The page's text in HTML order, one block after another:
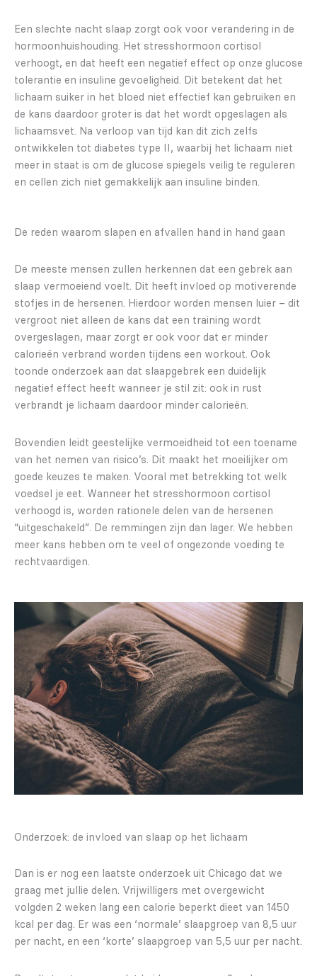
Een slechte nacht slaap zorgt ook voor verandering in de
hormoonhuishouding. Het stresshormoon cortisol
verhoogt, en dat heeft een negatief effect op onze glucose
tolerantie en insuline gevoeligheid. Dit betekent dat het
lichaam suiker in het bloed niet effectief kan gebruiken en
de kans daardoor groter is dat het wordt opgeslagen als
lichaamsvet. Na verloop van tijd kan dit zich zelfs
ontwikkelen tot diabetes type II, waarbij het lichaam niet
meer in staat is om de glucose spiegels veilig te reguleren
en cellen zich niet gemakkelijk aan insuline binden.
De reden waarom slapen en afvallen hand in hand gaan
De meeste mensen zullen herkennen dat een gebrek aan
slaap vermoeiend voelt. Dit heeft invloed op motiverende
stofjes in de hersenen. Hierdoor worden mensen luier – dit
vergroot niet alleen de kans dat een training wordt
overgeslagen, maar zorgt er ook voor dat er minder
calorieën verbrand worden tijdens een workout. Ook
toonde onderzoek aan dat slaapgebrek een duidelijk
negatief effect heeft wanneer je stil zit: ook in rust
verbrandt je lichaam daardoor minder calorieën.
Bovendien leidt geestelijke vermoeidheid tot een toename
van het nemen van risico’s. Dit maakt het moeilijker om
goede keuzes te maken. Vooral met betrekking tot welk
voedsel je eet. Wanneer het stresshormoon cortisol
verhoogd is, worden rationele delen van de hersenen
“uitgeschakeld”. De remmingen zijn dan lager. We hebben
meer kans hebben om te veel of ongezonde voeding te
rechtvaardigen.
Onderzoek: de invloed van slaap op het lichaam
Dan is er nog een laatste onderzoek uit Chicago dat we
graag met jullie delen. Vrijwilligers met overgewicht
volgden 2 weken lang een calorie beperkt dieet van 1450
kcal per dag. Er was een ‘normale’ slaapgroep van 8,5 uur
per nacht, en een ‘korte’ slaapgroep van 5,5 uur per nacht.